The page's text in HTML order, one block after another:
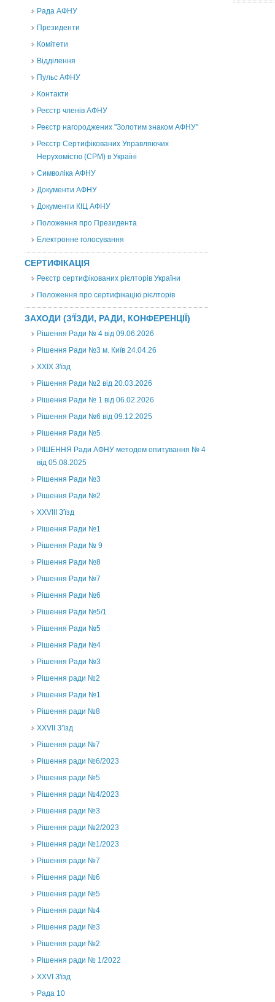
Рада АФНУ
Президенти
Комітети
Відділення
Пульс АФНУ
Контакти
Реєстр членів АФНУ
Реєстр нагороджених "Золотим знаком АФНУ"
Реєстр Сертифікованих Управляючих
Нерухомістю (CPM) в Україні
Символіка АФНУ
Документи АФНУ
Документи КІЦ АФНУ
Положення про Президента
Електронне голосування
СЕРТИФІКАЦІЯ
Реєстр сертифікованих рієлторів України
Положення про сертифікацію рієлторів
ЗАХОДИ (З'ЇЗДИ, РАДИ, КОНФЕРЕНЦІЇ)
Рішення Ради № 4 від 09.06.2026
Рішення Ради №3 м. Київ 24.04.26
XXІХ З'їзд
Рішення Ради №2 від 20.03.2026
Рішення Ради № 1 від 06.02.2026
Рішення Ради №6 від 09.12.2025
Рішення Ради №5
РІШЕННЯ Ради АФНУ методом опитування № 4
від 05.08.2025
Рішення Ради №3
Рішення Ради №2
XXVIII З'їзд
Рішення Ради №1
Рішення Ради № 9
Рішення Ради №8
Рішення Ради №7
Рішення Ради №6
Рішення Ради №5/1
Рішення Ради №5
Рішення Ради №4
Рішення Ради №3
Рішення ради №2
Рішення Ради №1
Рішення ради №8
ХХVII З’їзд
Рішення ради №7
Рішення ради №6/2023
Рішення ради №5
Рішення ради №4/2023
Рішення ради №3
Рішення ради №2/2023
Рішення ради №1/2023
Рішення ради №7
Рішення ради №6
Рішення ради №5
Рішення ради №4
Рішення ради №3
Рішення ради №2
Рішення ради № 1/2022
XXVI З'їзд
Рада 10